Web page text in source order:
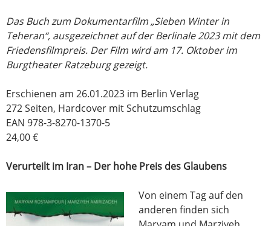
Das Buch zum Dokumentarfilm „Sieben Winter in
Teheran“, ausgezeichnet auf der Berlinale 2023 mit dem
Friedensfilmpreis. Der Film wird am 17. Oktober im
Burgtheater Ratzeburg gezeigt.
Erschienen am 26.01.2023 im Berlin Verlag
272 Seiten, Hardcover mit Schutzumschlag
EAN 978-3-8270-1370-5
24,00 €
Verurteilt im Iran – Der hohe Preis des Glaubens
Von einem Tag auf den
anderen finden sich